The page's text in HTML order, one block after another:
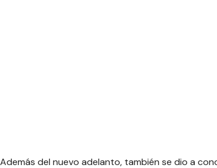
Además del nuevo adelanto, también se dio a